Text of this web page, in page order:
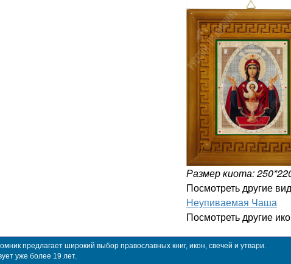
Размер киота:
Посмотреть другие
Неупиваемая Чаша
Посмотреть другие
предлагает широкий выбор православных книг, икон, свечей и утвари.
уже более 19 лет.